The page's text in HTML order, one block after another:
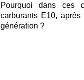
Pourquoi dans ces
carburants E10,
génération ?